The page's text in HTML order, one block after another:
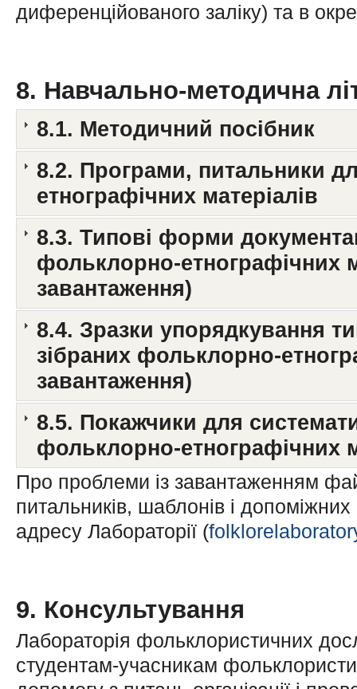
диференційованого заліку) та в
8. Навчально-методична
8.1. Методичний посібник
8.2. Програми, питальники
етнографічних матеріалів
8.3. Типові форми
фольклорно-етнографічних
завантаження)
8.4. Зразки упорядкування
зібраних фольклорно-
завантаження)
8.5. Покажчики для
фольклорно-етнографічних
Про проблеми із завантаженням
питальників, шаблонів і
адресу Лабораторії (
9. Консультування
Лабораторія фольклористичних
студентам-учасникам